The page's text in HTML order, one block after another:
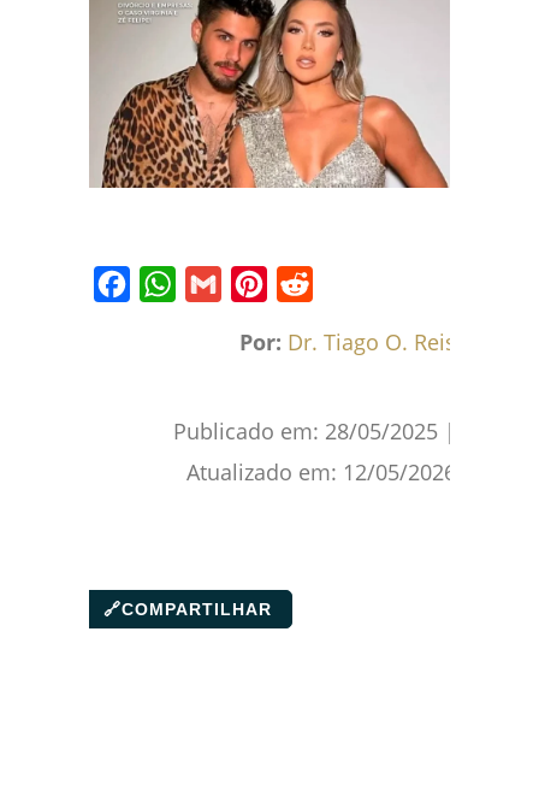
Por: Dr. Tiago O. Reis
Publicado em: 28/05/2025 |
Atualizado em: 12/05/2026
🔗COMPARTILHAR